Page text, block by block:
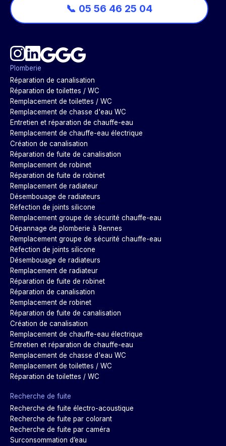
📞 05 56 46 25 04
Plomberie
Réparation de canalisation
Réparation de toilettes / WC
Remplacement de toilettes / WC
Remplacement de chasse d'eau WC
Entretien et réparation de chauffe-eau
Remplacement de chauffe-eau électrique
Création de canalisation
Réparation de fuite de canalisation
Remplacement de robinet
Réparation de fuite de robinet
Remplacement de radiateur
Désembouage de radiateurs
Réfection de joints silicone
Remplacement groupe de sécurité chauffe-eau
Dépannage de plomberie à Rennes
Remplacement groupe de sécurité chauffe-eau
Réfection de joints silicone
Désembouage de radiateurs
Remplacement de radiateur
Réparation de fuite de robinet
Réparation de canalisation
Remplacement de robinet
Réparation de fuite de canalisation
Création de canalisation
Remplacement de chauffe-eau électrique
Entretien et réparation de chauffe-eau
Remplacement de chasse d'eau WC
Remplacement de toilettes / WC
Réparation de toilettes / WC
Recherche de fuite
Recherche de fuite électro-acoustique
Recherche de fuite par colorant
Recherche de fuite par caméra
Surconsommation d’eau